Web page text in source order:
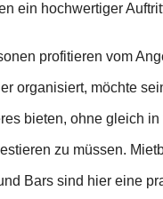
ein hochwertiger
profitieren vom
organisiert, möchte
bieten, ohne gleich in
zu müssen.
Bars sind hier eine